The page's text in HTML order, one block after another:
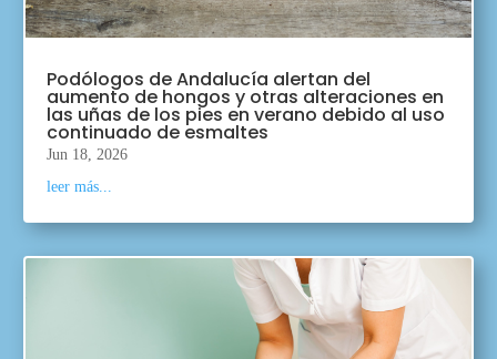
Podólogos de Andalucía alertan del
aumento de hongos y otras alteraciones en
las uñas de los pies en verano debido al uso
continuado de esmaltes
Jun 18, 2026
leer más...